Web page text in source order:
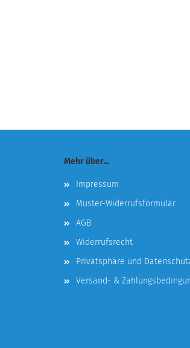
Mehr über...
Impressum
Muster-Widerrufsformular
AGB
Widerrufsrecht
Privatsphäre und
Versand- &